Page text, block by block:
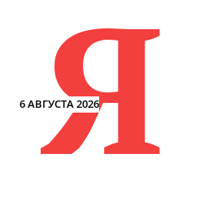
6 АВГУСТА 2026
Я